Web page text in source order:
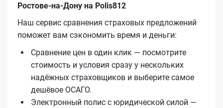
Ростове-на-Дону на Polis812
Наш сервис сравнения страховых предложений
поможет вам сэкономить время и деньги:
Сравнение цен в один клик — посмотрите
стоимость и условия сразу у нескольких
надёжных страховщиков и выберите самое
дешёвое ОСАГО.
Электронный полис с юридической силой —